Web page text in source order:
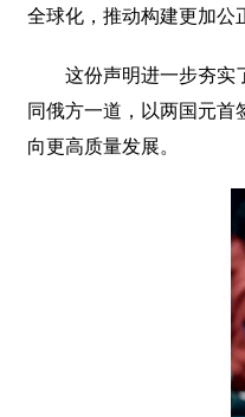
全球化，推动构建更加公
这份声明进一步夯实
同俄方一道，以两国元
向更高质量发展。